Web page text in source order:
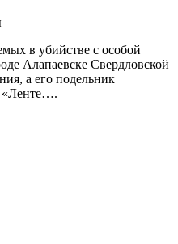
в убийстве с особой
Алапаевске Свердловской
а его подельник
«Ленте….